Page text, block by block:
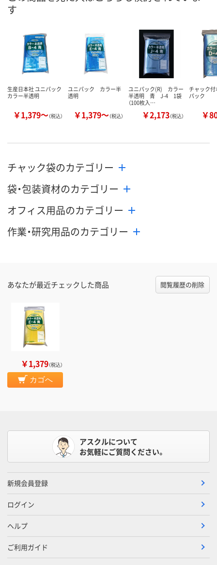
お届け日
数量
カゴへ カゴへ カ
す
生産日本社 ユニパック
カラー半透明
￥1,379～（税込）
ユニパック カラー半
透明
￥1,379～（税込）
ユニパック(R) カラー
半透明 青 J-4 1袋
（100枚入…
￥2,173（税込）
チャック
パック
￥
チャック袋のカテゴリー
袋・包装資材のカテゴリー
オフィス用品のカテゴリー
作業・研究用品のカテゴリー
あなたが最近チェックした商品 閲覧履歴の削除
￥1,379（税込）
カゴへ
アスクルについて
お気軽にご質問ください。
新規会員登録
ログイン
ヘルプ
ご利用ガイド